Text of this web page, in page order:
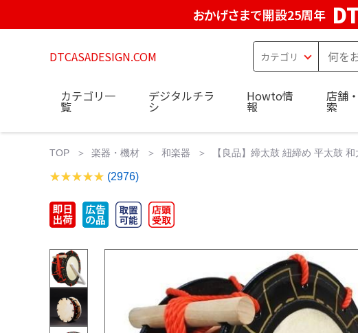
おかげさまで開設25周年
DTCASADESIGN.COM
カテゴリ一
覧
デジタルチラ
シ
Howto情
報
店舗
索
TOP 楽器・機材 和楽器 【良品】締太鼓 紐締め 平太鼓
(2976)